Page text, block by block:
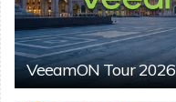
VeeamON Tour 2026